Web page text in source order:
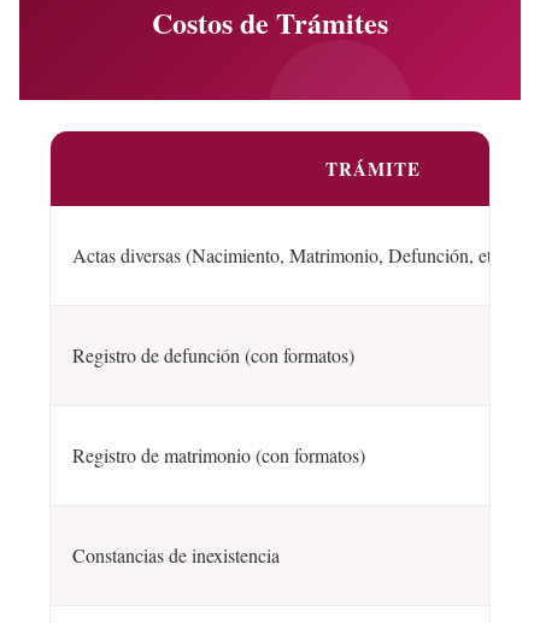
Costos de Trámites
TRÁMITE
Actas diversas (Nacimiento, Matrimonio, Defunción, etc.)
Registro de defunción (con formatos)
Registro de matrimonio (con formatos)
Constancias de inexistencia